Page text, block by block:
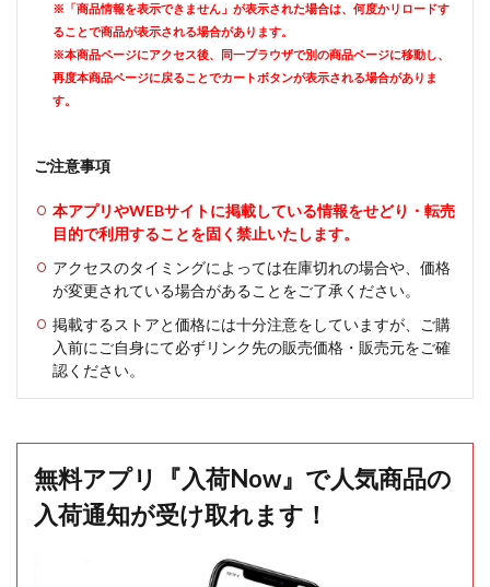
※「商品情報を表示できません」が表示された場合は、何度かリロードす
ることで商品が表示される場合があります。
※本商品ページにアクセス後、同一ブラウザで別の商品ページに移動し、
再度本商品ページに戻ることでカートボタンが表示される場合がありま
す。
ご注意事項
本アプリやWEBサイトに掲載している情報をせどり・転売
目的で利用することを固く禁止いたします。
アクセスのタイミングによっては在庫切れの場合や、価格
が変更されている場合があることをご了承ください。
掲載するストアと価格には十分注意をしていますが、ご購
入前にご自身にて必ずリンク先の販売価格・販売元をご確
認ください。
無料アプリ『入荷Now』で人気商品の
入荷通知が受け取れます！